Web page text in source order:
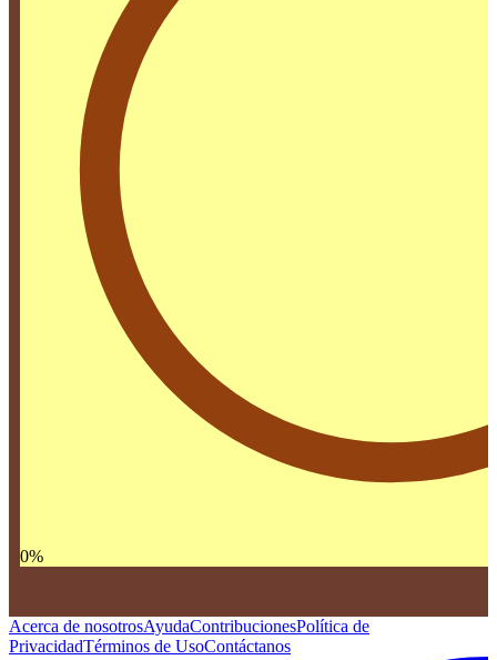
0%
Acerca de nosotrosAyudaContribucionesPolítica de
PrivacidadTérminos de UsoContáctanos